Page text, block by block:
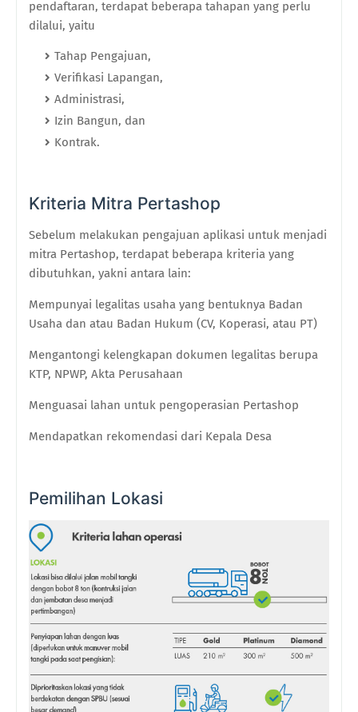
pendaftaran, terdapat beberapa tahapan yang perlu
dilalui, yaitu
Tahap Pengajuan,
Verifikasi Lapangan,
Administrasi,
Izin Bangun, dan
Kontrak.
Kriteria Mitra Pertashop
Sebelum melakukan pengajuan aplikasi untuk menjadi
mitra Pertashop, terdapat beberapa kriteria yang
dibutuhkan, yakni antara lain:
Mempunyai legalitas usaha yang bentuknya Badan
Usaha dan atau Badan Hukum (CV, Koperasi, atau PT)
Mengantongi kelengkapan dokumen legalitas berupa
KTP, NPWP, Akta Perusahaan
Menguasai lahan untuk pengoperasian Pertashop
Mendapatkan rekomendasi dari Kepala Desa
Pemilihan Lokasi